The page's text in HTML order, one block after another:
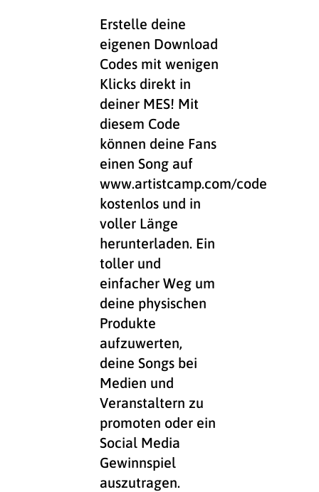
Erstelle deine
eigenen Download
Codes mit wenigen
Klicks direkt in
deiner MES! Mit
diesem Code
können deine Fans
einen Song auf
www.artistcamp.com/code
kostenlos und in
voller Länge
herunterladen. Ein
toller und
einfacher Weg um
deine physischen
Produkte
aufzuwerten,
deine Songs bei
Medien und
Veranstaltern zu
promoten oder ein
Social Media
Gewinnspiel
auszutragen.